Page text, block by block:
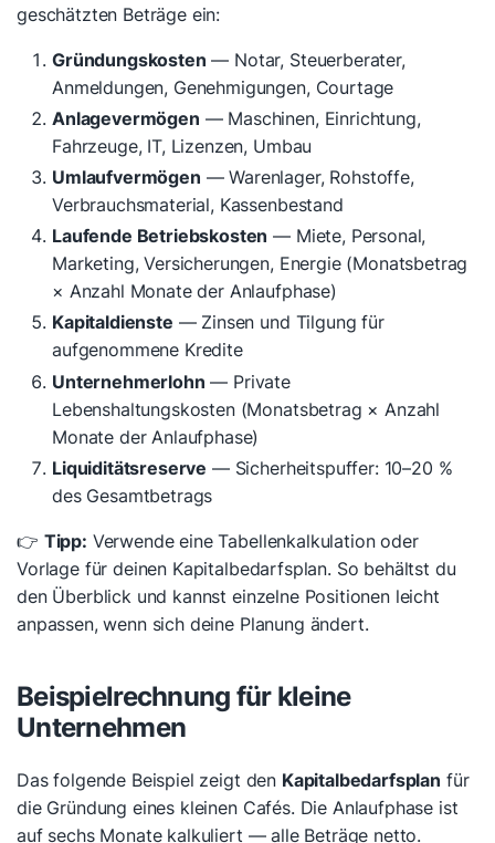
geschätzten Beträge ein:
Gründungskosten — Notar, Steuerberater,
Anmeldungen, Genehmigungen, Courtage
Anlagevermögen — Maschinen, Einrichtung,
Fahrzeuge, IT, Lizenzen, Umbau
Umlaufvermögen — Warenlager, Rohstoffe,
Verbrauchsmaterial, Kassenbestand
Laufende Betriebskosten — Miete, Personal,
Marketing, Versicherungen, Energie (Monatsbetrag
× Anzahl Monate der Anlaufphase)
Kapitaldienste — Zinsen und Tilgung für
aufgenommene Kredite
Unternehmerlohn — Private
Lebenshaltungskosten (Monatsbetrag × Anzahl
Monate der Anlaufphase)
Liquiditätsreserve — Sicherheitspuffer: 10–20 %
des Gesamtbetrags
👉 Tipp: Verwende eine Tabellenkalkulation oder
Vorlage für deinen Kapitalbedarfsplan. So behältst du
den Überblick und kannst einzelne Positionen leicht
anpassen, wenn sich deine Planung ändert.
Beispielrechnung für kleine
Unternehmen
Das folgende Beispiel zeigt den Kapitalbedarfsplan für
die Gründung eines kleinen Cafés. Die Anlaufphase ist
auf sechs Monate kalkuliert — alle Beträge netto.